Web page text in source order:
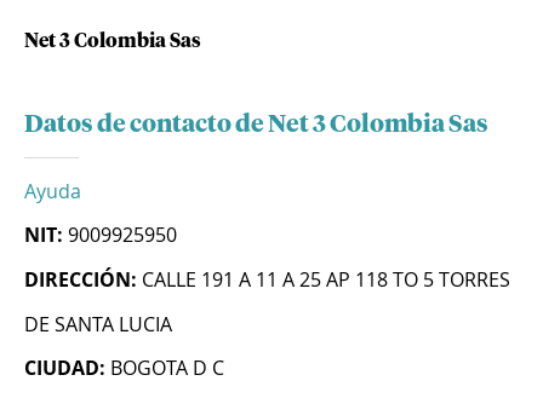
Net 3 Colombia Sas
Datos de contacto de Net 3 Colombia Sas
Ayuda
NIT: 9009925950
DIRECCIÓN: CALLE 191 A 11 A 25 AP 118 TO 5 TORRES
DE SANTA LUCIA
CIUDAD: BOGOTA D C